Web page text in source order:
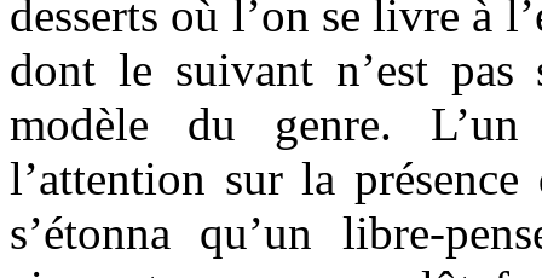
desserts où l’on se livre à
dont le suivant n’est pas
modèle du genre.
l’attention sur la
s’étonna qu’un libre-